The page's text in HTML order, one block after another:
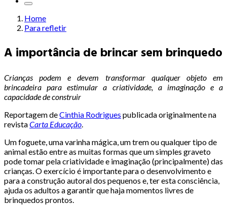
Home
Para refletir
A importância de brincar sem brinquedo
Crianças podem e devem transformar qualquer objeto em
brincadeira para estimular a criatividade, a imaginação e a
capacidade de construir
Reportagem deCinthia Rodrigues publicada originalmente na
revistaCarta Educação.
Um foguete, uma varinha mágica, um trem ou qualquer tipo de
animal estão entre as muitas formas que um simples graveto
pode tomar pela criatividade e imaginação (principalmente) das
crianças. O exercício é importante para o desenvolvimento e
para a construção autoral dos pequenos e, ter esta consciência,
ajuda os adultos a garantir que haja momentos livres de
brinquedos prontos.